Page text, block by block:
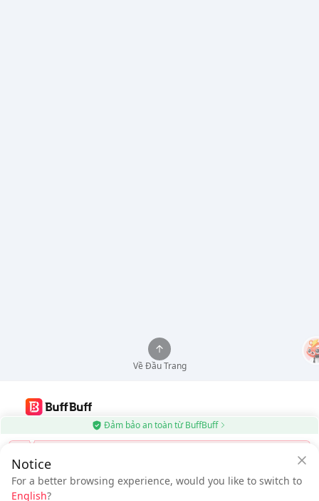
Đảm bảo an toàn từ BuffBuff
Đăng nhậpđểnhận 50 điểm (0.50 USD)+1 điểm (0.01USD)
Notice
For a better browsing experience, would you like to switch to
English?
Về Đầu Trang
Sử dụng Ứng dụng BuffBuff, Tự động Cập nhật Ứng dụng Android
Theo dõi chúng tôi